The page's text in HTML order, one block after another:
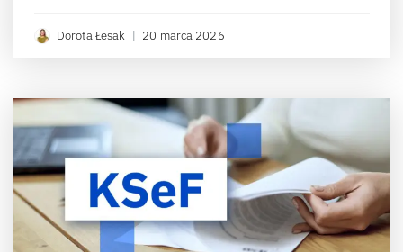
Dorota Łesak | 20 marca 2026